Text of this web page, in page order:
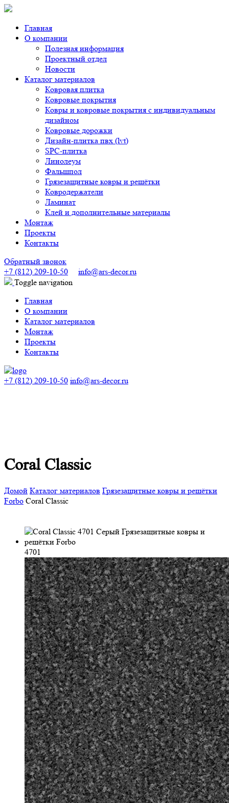
Главная
О компании
Полезная информация
Проектный отдел
Новости
Каталог материалов
Ковровая плитка
Ковровые покрытия
Ковры и ковровые покрытия с индивидуальным
дизайном
Ковровые дорожки
Дизайн-плитка пвх (lvt)
SPC-плитка
Линолеум
Фальшпол
Грязезащитные ковры и решётки
Ковродержатели
Ламинат
Клей и дополнительные материалы
Монтаж
Проекты
Контакты
Обратный звонок
+7 (812) 209-10-50
info@ars-decor.ru
Toggle navigation
Главная
О компании
Каталог материалов
Монтаж
Проекты
Контакты
+7 (812) 209-10-50 info@ars-decor.ru
Coral Classic
Домой Каталог материалов Грязезащитные ковры и решётки
Forbo Coral Classic
4701